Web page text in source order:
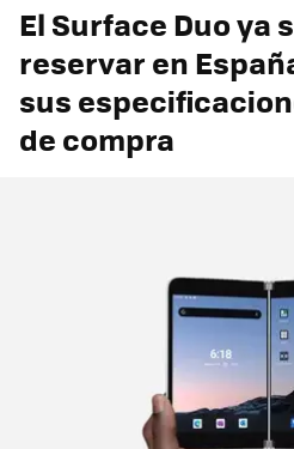
El Surface Duo ya
reservar en
sus
de compra